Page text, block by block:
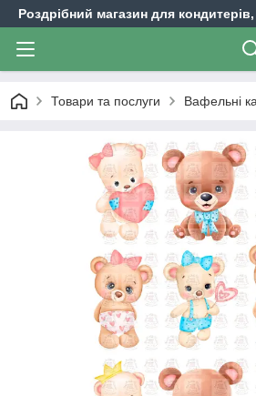
Роздрібний магазин для
Товари та послуги Вафельні